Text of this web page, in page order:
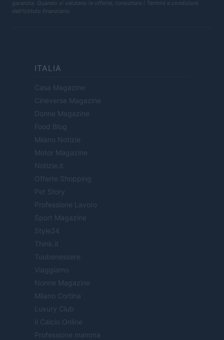
garanzia. Quando si valutano le offerte, consultare i Termini e condizioni
dell'istituto finanziario.
ITALIA
Casa Magazine
Cineverse Magazine
Donne Magazine
Food Blog
Milano Notizie
Motor Magazine
Notizie.it
Offerte Shopping
Pet Story
Professione Lavoro
Sport Magazine
Style24
Think.it
Tuobenessere
Viaggiamo
Nonne Magazine
Milano Cortina
Luxury Club
Il Calcio Online
Professione mamma